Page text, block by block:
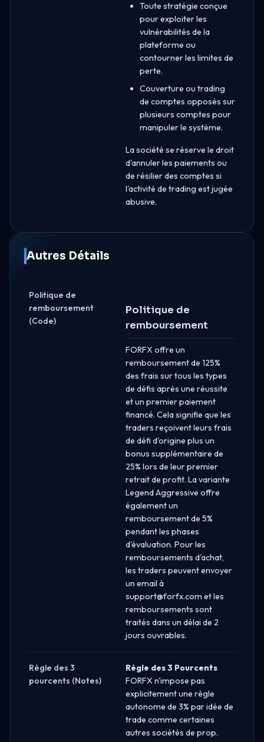
Toute stratégie conçue
pour exploiter les
vulnérabilités de la
plateforme ou
contourner les limites de
perte.
Couverture ou trading
de comptes opposés sur
plusieurs comptes pour
manipuler le système.
La société se réserve le droit
d'annuler les paiements ou
de résilier des comptes si
l'activité de trading est jugée
abusive.
Autres Détails
Politique de
remboursement
(Code)
Politique de
remboursement
FORFX offre un
remboursement de 125%
des frais sur tous les types
de défis après une réussite
et un premier paiement
financé. Cela signifie que les
traders reçoivent leurs frais
de défi d'origine plus un
bonus supplémentaire de
25% lors de leur premier
retrait de profit. La variante
Legend Aggressive offre
également un
remboursement de 5%
pendant les phases
d'évaluation. Pour les
remboursements d'achat,
les traders peuvent envoyer
un email à
support@forfx.com et les
remboursements sont
traités dans un délai de 2
jours ouvrables.
Règle des 3
pourcents (Notes)
Règle des 3 Pourcents
FORFX n'impose pas
explicitement une règle
autonome de 3% par idée de
trade comme certaines
autres sociétés de prop.